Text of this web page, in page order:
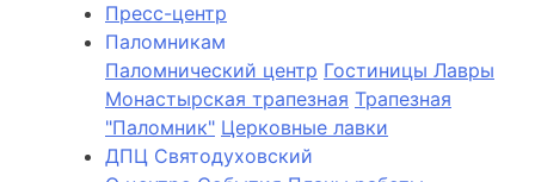
Пресс-центр
Паломникам
Паломнический центр Гостиницы Лавры
Монастырская трапезная Трапезная
"Паломник" Церковные лавки
ДПЦ Святодуховский